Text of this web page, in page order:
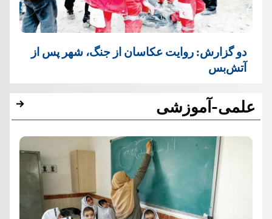
دو گزارش: روایت عکاسان از جنگ، شهر پس از
آتش‌بس
علمی-آموزشی